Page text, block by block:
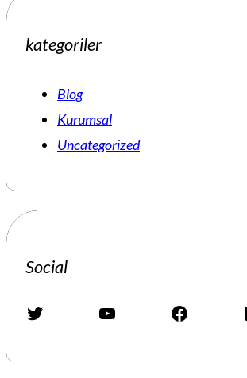
kategoriler
Blog
Kurumsal
Uncategorized
Social
Twitter YouTube Facebook